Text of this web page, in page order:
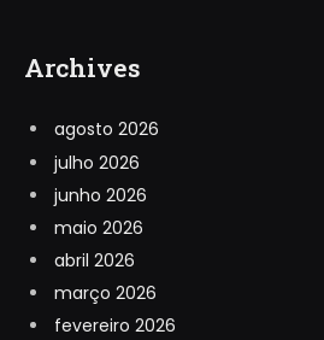
Archives
agosto 2026
julho 2026
junho 2026
maio 2026
abril 2026
março 2026
fevereiro 2026